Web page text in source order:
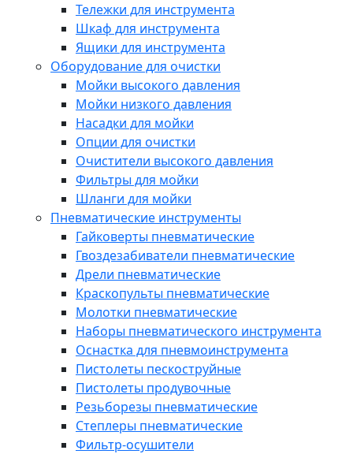
Тележки для инструмента
Шкаф для инструмента
Ящики для инструмента
Оборудование для очистки
Мойки высокого давления
Мойки низкого давления
Насадки для мойки
Опции для очистки
Очистители высокого давления
Фильтры для мойки
Шланги для мойки
Пневматические инструменты
Гайковерты пневматические
Гвоздезабиватели пневматические
Дрели пневматические
Краскопульты пневматические
Молотки пневматические
Наборы пневматического инструмента
Оснастка для пневмоинструмента
Пистолеты пескоструйные
Пистолеты продувочные
Резьборезы пневматические
Степлеры пневматические
Фильтр-осушители